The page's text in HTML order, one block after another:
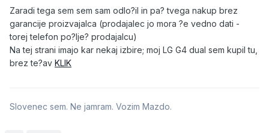
Zaradi tega sem sem sam odlo?il in pa? tvega nakup brez
garancije proizvajalca (prodajalec jo mora ?e vedno dati -
torej telefon po?lje? prodajalcu)
Na tej strani imajo kar nekaj izbire; moj LG G4 dual sem kupil tu,
brez te?av KLIK
Slovenec sem. Ne jamram. Vozim Mazdo.